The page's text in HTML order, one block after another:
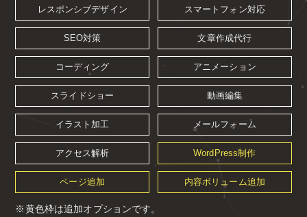
レスポンシブデザイン スマートフォン対応
SEO対策 文章作成代行
コーディング アニメーション
スライドショー 動画編集
イラスト加工 メールフォーム
アクセス解析 WordPress制作
ページ追加 内容ボリューム追加
※黄色枠は追加オプションです。